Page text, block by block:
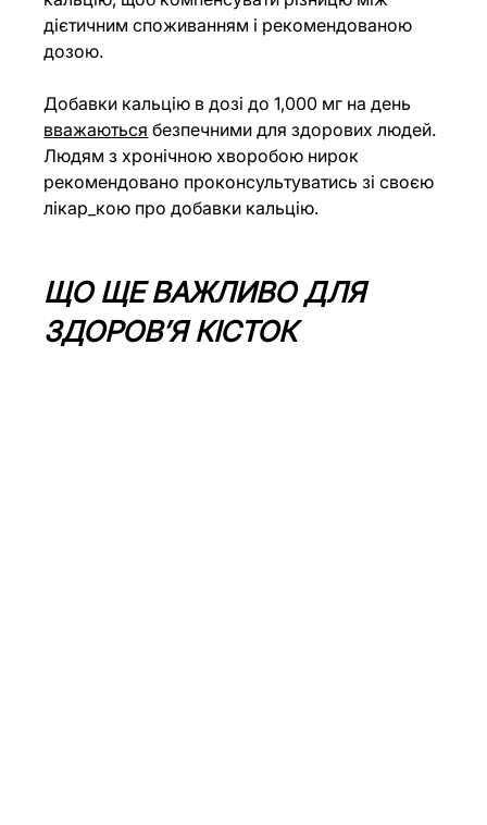
дієтичним споживанням і рекомендованою
дозою.
Добавки кальцію в дозі до 1,000 мг на день
вважаються безпечними для здорових людей.
Людям з хронічною хворобою нирок
рекомендовано проконсультуватись зі своєю
лікар_кою про добавки кальцію.
ЩО ЩЕ ВАЖЛИВО ДЛЯ
ЗДОРОВ’Я КІСТОК